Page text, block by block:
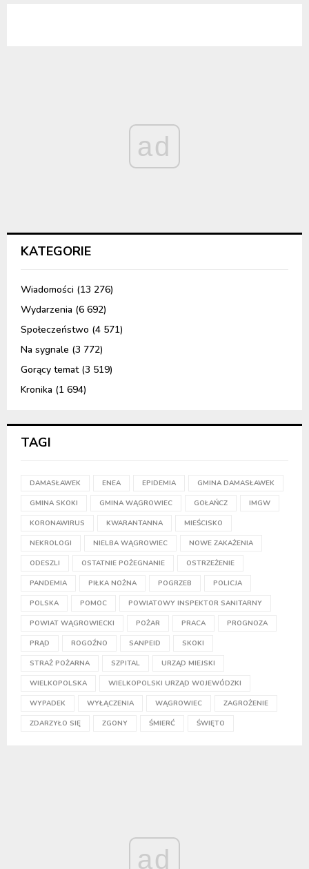
ad
KATEGORIE
Wiadomości (13 276)
Wydarzenia (6 692)
Społeczeństwo (4 571)
Na sygnale (3 772)
Gorący temat(3 519)
Kronika (1 694)
TAGI
DAMASŁAWEK ENEA EPIDEMIA GMINA DAMASŁAWEK
GMINA SKOKI GMINA WĄGROWIEC GOŁAŃCZ IMGW
KORONAWIRUS KWARANTANNA MIEŚCISKO
NEKROLOGI NIELBA WĄGROWIEC NOWE ZAKAŻENIA
ODESZLI OSTATNIE POŻEGNANIE OSTRZEŻENIE
PANDEMIA PIŁKA NOŻNA POGRZEB POLICJA
POLSKA POMOC POWIATOWY INSPEKTOR SANITARNY
POWIAT WĄGROWIECKI POŻAR PRACA PROGNOZA
PRĄD ROGOŹNO SANPEID SKOKI
STRAŻ POŻARNA SZPITAL URZĄD MIEJSKI
WIELKOPOLSKA WIELKOPOLSKI URZĄD WOJEWÓDZKI
WYPADEK WYŁĄCZENIA WĄGROWIEC ZAGROŻENIE
ZDARZYŁO SIĘ ZGONY ŚMIERĆ ŚWIĘTO
ad